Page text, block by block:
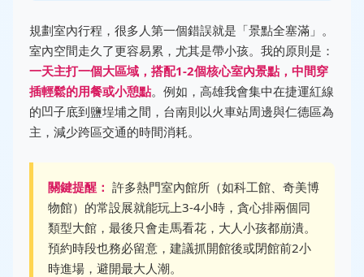
規劃室內行程，很多人第一個錯誤就是「景點全塞滿」。
室內空間走久了更容易累，尤其是帶小孩。我的原則是：
一天主打一個大區域，搭配1-2個核心室內景點，中間穿
插輕鬆的用餐或小憩點。例如，高雄我會集中在捷運紅線
的凹子底到鹽埕埔之間，台南則以火車站周邊與仁德區為
主，減少跨區交通的時間消耗。
關鍵提醒： 許多熱門室內館所（如科工館、奇美博
物館）的常設展就能玩上3-4小時，貪心排兩個同
類型大館，最後只會走馬看花，大人小孩都崩潰。
預約時段也務必留意，建議抓開館後或閉館前2小
時進場，避開最大人潮。